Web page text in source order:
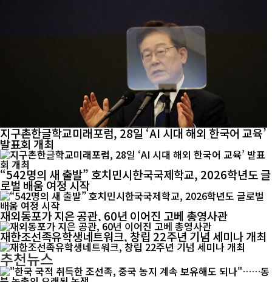
지구촌한글학교미래포럼, 28일 ‘AI 시대 해외 한국어 교육’
발표회 개최
“542명의 새 출발” 호치민시한국국제학교, 2026학년도 글
로벌 배움 여정 시작
재외동포가 지은 공관, 60년 이어진 고베 총영사관
재한조선족유학생네트워크, 창립 22주년 기념 세미나 개최
추천뉴스